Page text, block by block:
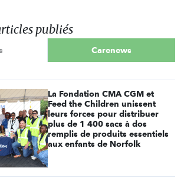
publiés
Carenews
La Fondation CMA CGM et
Feed the Children unissent
leurs forces pour distribuer
plus de 1 400 sacs à dos
remplis de produits essentiels
aux enfants de Norfolk